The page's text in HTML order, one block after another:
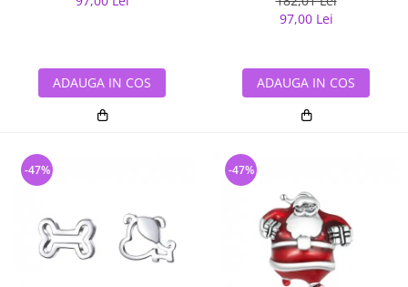
ADAUGA IN COS
97,00 Lei
ADAUGA IN COS
-47% -47%